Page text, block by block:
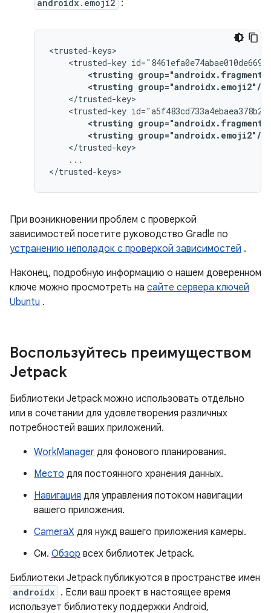
androidx.emoji2 :
<trusted-key
<trusting
<trusting group="androidx.emoji2"/>
<trusted-key
<trusting
<trusting group="androidx.emoji2"/>
...
При возникновении проблем с проверкой
зависимостей посетите руководство Gradle по
устранению неполадок с проверкой зависимостей .
Наконец, подробную информацию о нашем доверенном
ключе можно просмотреть на сайте сервера ключей
Ubuntu .
Воспользуйтесь преимуществом
Jetpack
Библиотеки Jetpack можно использовать отдельно
или в сочетании для удовлетворения различных
потребностей ваших приложений.
WorkManager для фонового планирования.
Место для постоянного хранения данных.
Навигация для управления потоком навигации
вашего приложения.
CameraX для нужд вашего приложения камеры.
См. Обзор всех библиотек Jetpack.
Библиотеки Jetpack публикуются в пространстве имен
androidx . Если ваш проект в настоящее время
использует библиотеку поддержки Android,